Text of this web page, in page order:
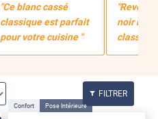
"Ce blanc cassé
classique est parfait
pour votre cuisine "
noir mat
classe"
FILTRER
Confort Pose Intérieure